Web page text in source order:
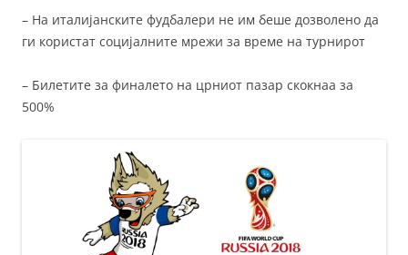
– На италијанските фудбалери не им беше дозволено да
ги користат социјалните мрежи за време на турнирот
– Билетите за финалето на црниот пазар скокнаа за
500%